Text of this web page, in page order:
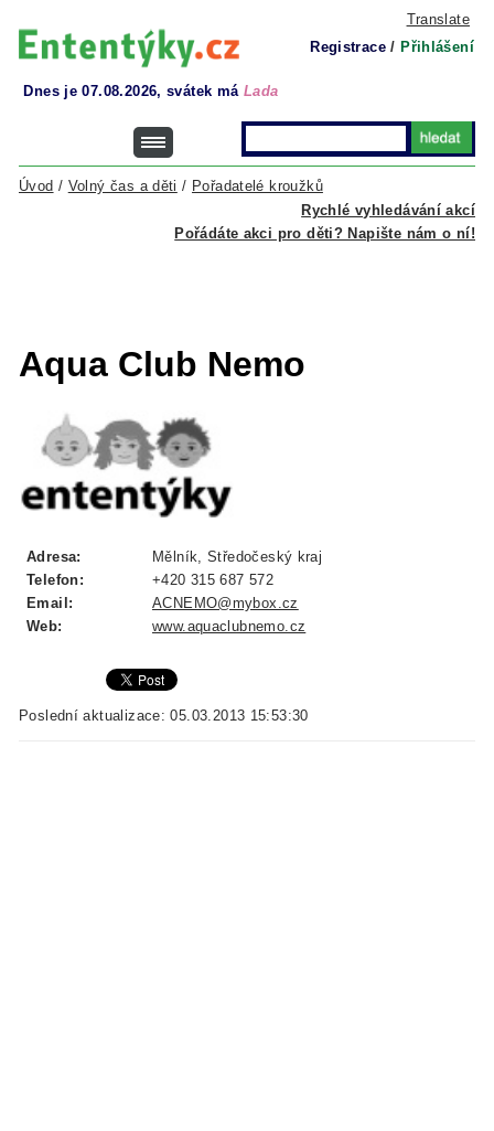
Translate
Registrace / Přihlášení
Dnes je 07.08.2026, svátek má Lada
Rychlé vyhledávání akcí
Úvod / Volný čas a děti / Pořadatelé kroužků
Pořádáte akci pro děti? Napište nám o ní!
Aqua Club Nemo
Adresa:
Mělník, Středočeský kraj
Telefon:
+420 315 687 572
Email:
ACNEMO@mybox.cz
Web:
www.aquaclubnemo.cz
Poslední aktualizace: 05.03.2013 15:53:30